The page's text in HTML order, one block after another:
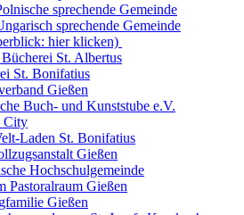
sprechende Gemeinde
sprechende Gemeinde
hier klicken)
St. Albertus
St. Bonifatius
Gießen
Buch- und Kunststube e.V.
City
Laden St. Bonifatius
Gießen
Hochschulgemeinde
Pastoralraum Gießen
Gießen